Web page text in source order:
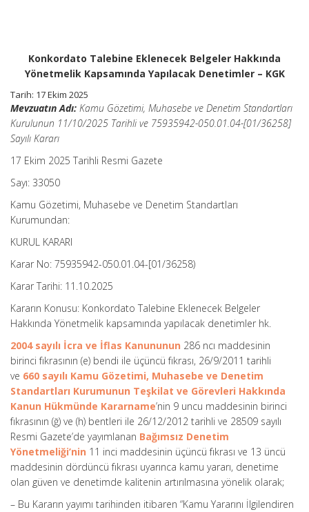
Konkordato Talebine Eklenecek Belgeler Hakkında
Yönetmelik Kapsamında Yapılacak Denetimler – KGK
Tarih: 17 Ekim 2025
Mevzuatın Adı: Kamu Gözetimi, Muhasebe ve Denetim Standartları
Kurulunun 11/10/2025 Tarihli ve 75935942-050.01.04-[01/36258]
Sayılı Kararı
17 Ekim 2025 Tarihli Resmi Gazete
Sayı: 33050
Kamu Gözetimi, Muhasebe ve Denetim Standartları
Kurumundan:
KURUL KARARI
Karar No: 75935942-050.01.04-[01/36258)
Karar Tarihi: 11.10.2025
Kararın Konusu: Konkordato Talebine Eklenecek Belgeler
Hakkında Yönetmelik kapsamında yapılacak denetimler hk.
2004 sayılı İcra ve İflas Kanununun 286 ncı maddesinin
birinci fıkrasının (e) bendi ile üçüncü fıkrası, 26/9/2011 tarihli
ve 660 sayılı Kamu Gözetimi, Muhasebe ve Denetim
Standartları Kurumunun Teşkilat ve Görevleri Hakkında
Kanun Hükmünde Kararname’nin 9 uncu maddesinin birinci
fıkrasının (ğ) ve (h) bentleri ile 26/12/2012 tarihli ve 28509 sayılı
Resmi Gazete’de yayımlanan Bağımsız Denetim
Yönetmeliği’nin 11 inci maddesinin üçüncü fıkrası ve 13 üncü
maddesinin dördüncü fıkrası uyarınca kamu yararı, denetime
olan güven ve denetimde kalitenin artırılmasına yönelik olarak;
– Bu Kararın yayımı tarihinden itibaren “Kamu Yararını İlgilendiren